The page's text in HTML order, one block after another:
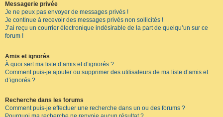
Messagerie privée
Je ne peux pas envoyer de messages privés !
Je continue à recevoir des messages privés non sollicités !
J’ai reçu un courrier électronique indésirable de la part de quelqu’un sur ce
forum !
Amis et ignorés
À quoi sert ma liste d’amis et d’ignorés ?
Comment puis-je ajouter ou supprimer des utilisateurs de ma liste d’amis et
d’ignorés ?
Recherche dans les forums
Comment puis-je effectuer une recherche dans un ou des forums ?